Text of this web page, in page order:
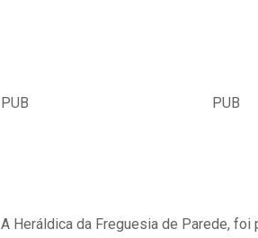
PUB PUB
A Heráldica da Freguesia de Parede, foi